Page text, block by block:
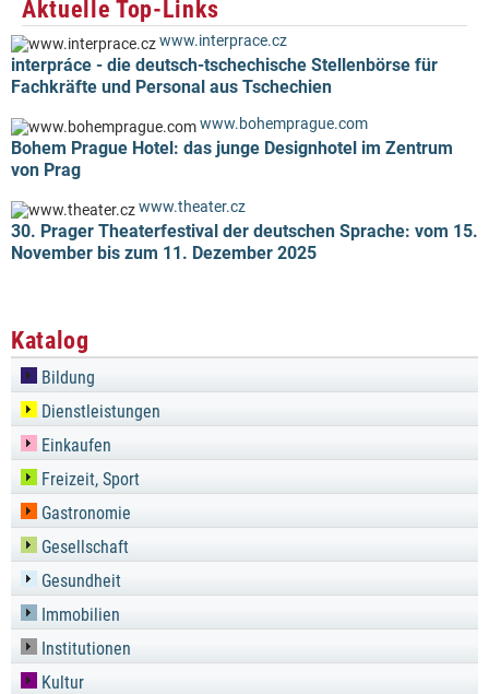
Aktuelle Top-Links
www.interprace.cz
interpráce - die deutsch-tschechische Stellenbörse für
Fachkräfte und Personal aus Tschechien
www.bohemprague.com
Bohem Prague Hotel: das junge Designhotel im Zentrum
von Prag
www.theater.cz
30. Prager Theaterfestival der deutschen Sprache: vom 15.
November bis zum 11. Dezember 2025
Katalog
Bildung
Dienstleistungen
Einkaufen
Freizeit, Sport
Gastronomie
Gesellschaft
Gesundheit
Immobilien
Institutionen
Kultur